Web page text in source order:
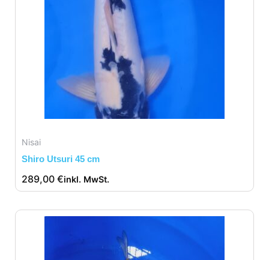
Nisai
Shiro Utsuri 45 cm
289,00 €inkl. MwSt.